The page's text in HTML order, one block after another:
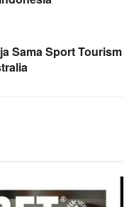
Sama Sport Tourism